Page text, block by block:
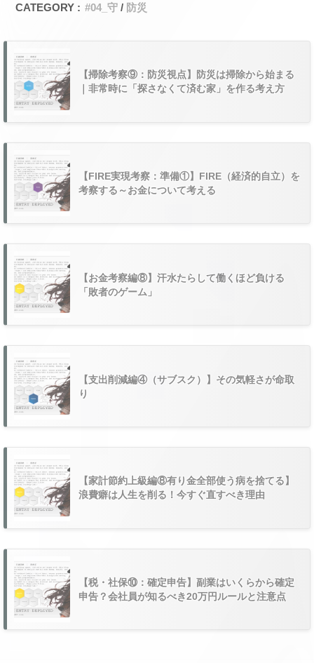
CATEGORY : #04_守 防災
【掃除考察⑨：防災視点】防災は掃除から始まる
｜非常時に「探さなくて済む家」を作る考え方
【FIRE実現考察：準備①】FIRE（経済的自立）を
考察する～お金について考える
【お金考察編⑧】汗水たらして働くほど負ける
「敗者のゲーム」
【支出削減編④（サブスク）】その気軽さが命取
り
【家計節約上級編⑧有り金全部使う病を捨てる】
浪費癖は人生を削る！今すぐ直すべき理由
【税・社保⑩：確定申告】副業はいくらから確定
申告？会社員が知るべき20万円ルールと注意点